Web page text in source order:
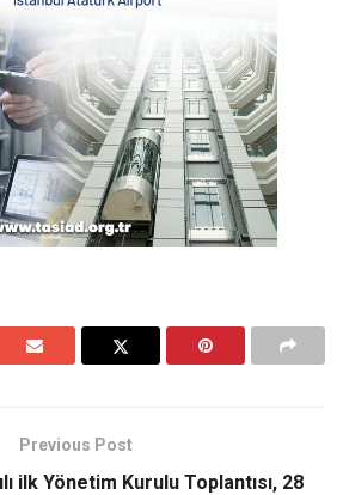
Previous Post
ilk Yönetim Kurulu Toplantısı, 28